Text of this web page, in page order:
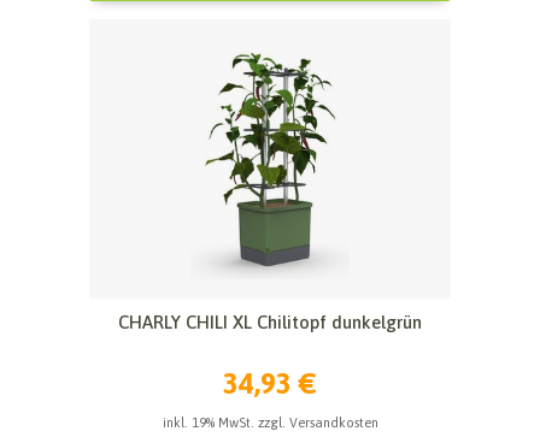
CHARLY CHILI XL Chilitopf dunkelgrün
34,93 €
inkl. 19% MwSt. zzgl. Versandkosten